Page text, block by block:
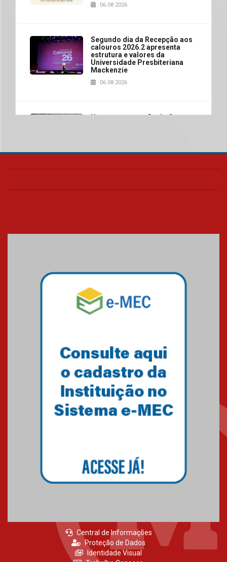
06.08.2026
Segundo dia da Recepção aos
calouros 2026.2 apresenta
estrutura e valores da
Universidade Presbiteriana
Mackenzie
06.08.2026
Nova apresentação do Centro
realizará nova edição da Feira
04.08.2026
Mackenzie recepciona os
calouros do segundo semestre
Como o Colégio Mackenzie
Brasília prepara seus
estudantes para o PAS antes
mesmo do Ensino Médio
04.08.2026
Central de Informações
Proteção de Dados
Identidade Visual